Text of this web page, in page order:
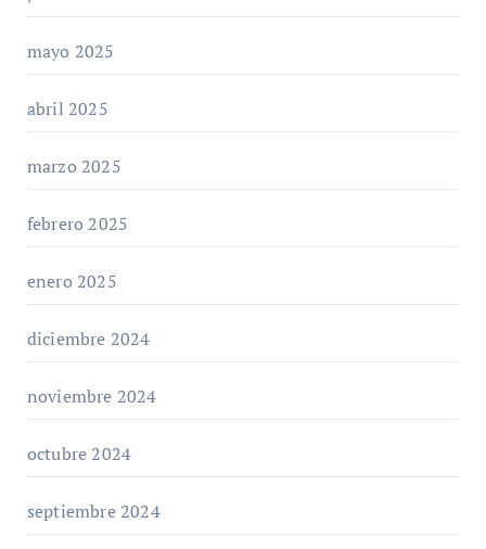
mayo 2025
abril 2025
marzo 2025
febrero 2025
enero 2025
diciembre 2024
noviembre 2024
octubre 2024
septiembre 2024